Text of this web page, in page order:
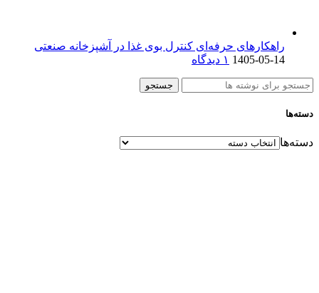
راهکارهای حرفه‌ای کنترل بوی غذا در آشپزخانه صنعتی
1405-05-14 ۱ دیدگاه
جستجو
دسته‌ها
دسته‌ها